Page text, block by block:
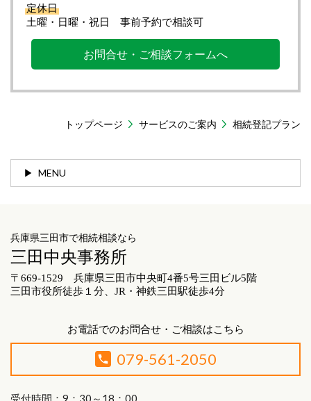
定休日
土曜・日曜・祝日 事前予約で相談可
お問合せ・ご相談フォームへ
トップページ サービスのご案内 相続登記プラン
MENU
兵庫県三田市で相続相談なら
三田中央事務所
〒669-1529 兵庫県三田市中央町4番5号三田ビル5階
三田市役所徒歩１分、JR・神鉄三田駅徒歩4分
お電話でのお問合せ・ご相談はこちら
079-561-2050
受付時間：9：30～18：00